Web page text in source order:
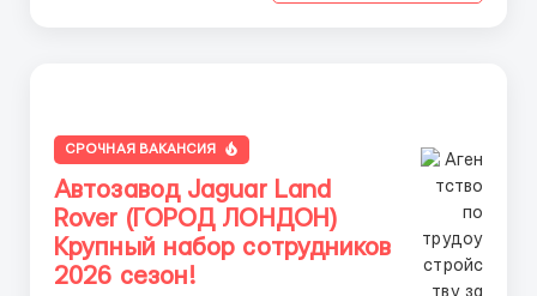
СРОЧНАЯ ВАКАНСИЯ
Автозавод Jaguar Land
Rover (ГОРОД ЛОНДОН)
Крупный набор сотрудников
2026 сезон!